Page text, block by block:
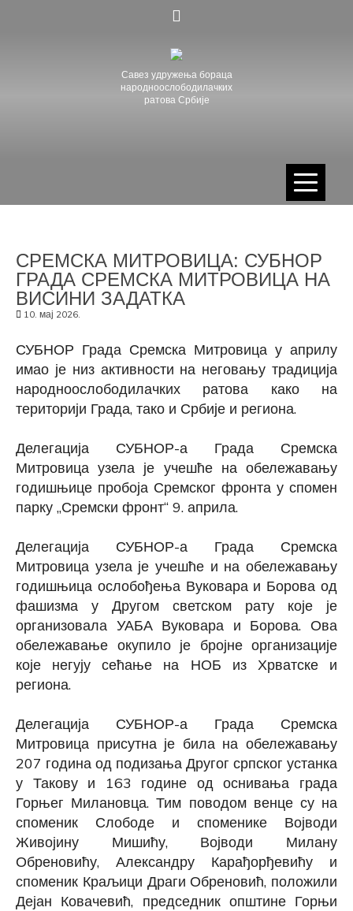
Савез удружења бораца
народноослободилачких
ратова Србије
СРЕМСКА МИТРОВИЦА: СУБНОР
ГРАДА СРЕМСКА МИТРОВИЦА НА
ВИСИНИ ЗАДАТКА
10. мај 2026.
СУБНОР Града Сремска Митровица у априлу
имао је низ активности на неговању традиција
народноослободилачких ратова како на
територији Града, тако и Србије и региона.
Делегација СУБНОР-а Града Сремска
Митровица узела је учешће на обележавању
годишњице пробоја Сремског фронта у спомен
парку „Сремски фронт“ 9. априла.
Делегација СУБНОР-а Града Сремска
Митровица узела је учешће и на обележавању
годишњица ослобођења Вуковара и Борова од
фашизма у Другом светском рату које је
организовала УАБА Вуковара и Борова. Ова
обележавање окупило је бројне организације
које негују сећање на НОБ из Хрватске и
региона.
Делегација СУБНОР-а Града Сремска
Митровица присутна је била на обележавању
207 година од подизања Другог српског устанка
у Такову и 163 године од оснивања града
Горњег Милановца. Тим поводом венце су на
споменик Слободе и споменике Војводи
Живојину Мишићу, Војводи Милану
Обреновићу, Александру Карађорђевићу и
споменик Краљици Драги Обреновић, положили
Дејан Ковачевић, председник општине Горњи